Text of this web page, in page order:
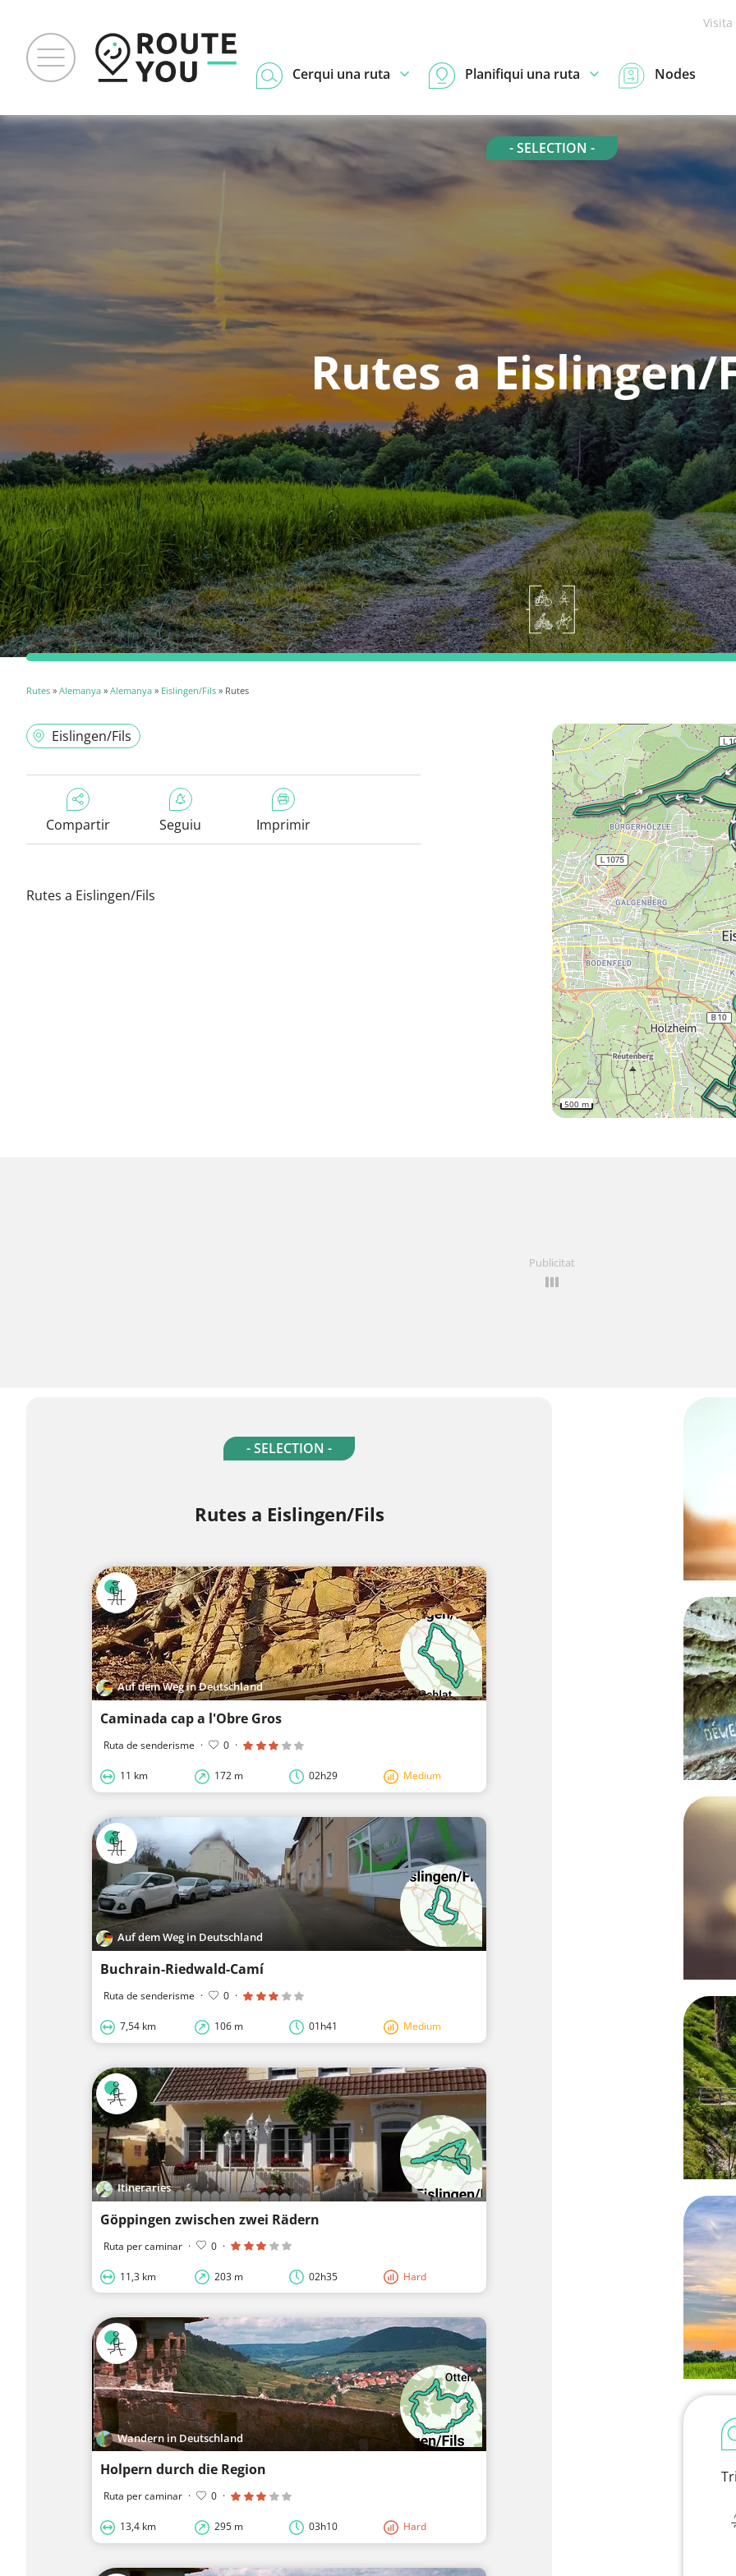
Cerqui una ruta Planifiqui una ruta Nodes
- SELECTION -
Rutes a Eislingen/
Rutes » Alemanya » Alemanya » Eislingen/Fils » Rutes
Eislingen/Fils
Compartir Seguiu Imprimir
Rutes a Eislingen/Fils
500 m
Publicitat
- SELECTION -
Rutes a Eislingen/Fils
Auf dem Weg in Deutschland
Caminada cap a l'Obre Gros
Ruta de senderisme · 0 ·
11 km 172 m 02h29 Medium
Auf dem Weg in Deutschland
Buchrain-Riedwald-Camí
Ruta de senderisme · 0 ·
7,54 km 106 m 01h41 Medium
Itineraries
Göppingen zwischen zwei Rädern
Ruta per caminar · 0 ·
11,3 km 203 m 02h35 Hard
Wandern in Deutschland
Holpern durch die Region
Ruta per caminar · 0 ·
13,4 km 295 m 03h10 Hard